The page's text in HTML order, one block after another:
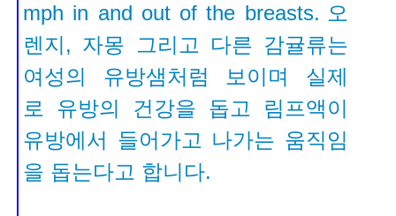
mph in and out of the breasts. 오
렌지, 자몽 그리고 다른 감귤류는
여성의 유방샘처럼 보이며
실제
로 유방의 건강을 돕고 림프액이
유방에서 들어가고 나가는 움직임
을 돕는다고 합니다.